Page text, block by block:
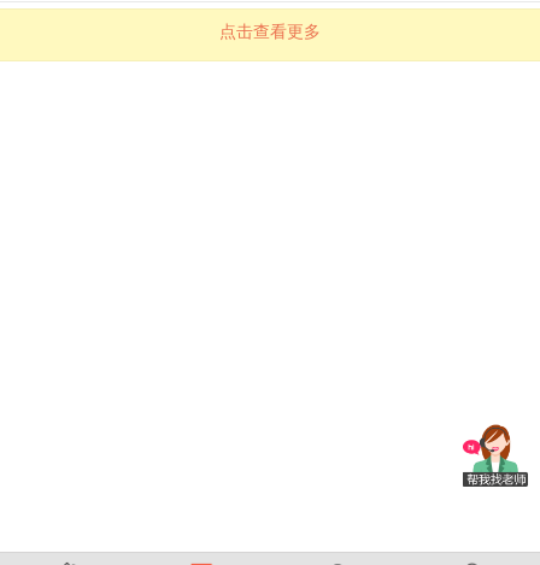
薪水要求：小学50/时 初中 50/时 高中/时
点击查看更多